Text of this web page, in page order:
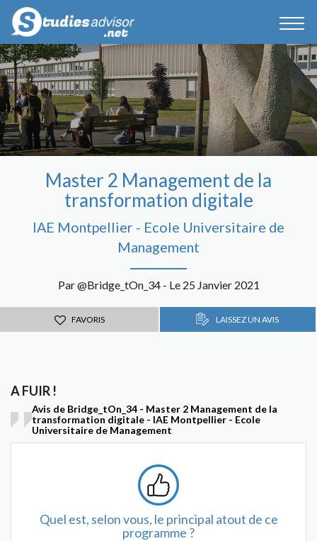
Master 2 Management de la
transformation digitale
IAE Montpellier - Ecole Universitaire de
Management
Par @Bridge_tOn_34 - Le 25 Janvier 2021
FAVORIS LAISSEZ UN AVIS
A FUIR !
Avis de Bridge_tOn_34 - Master 2 Management de la
transformation digitale - IAE Montpellier - Ecole
Universitaire de Management
Quel est, selon vous, le principal atout de ce
programme ?